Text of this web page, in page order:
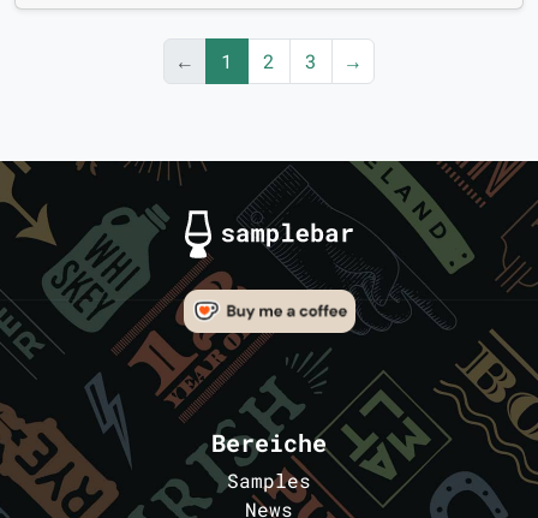
← 1 2 3 →
Bereiche
Samples
News